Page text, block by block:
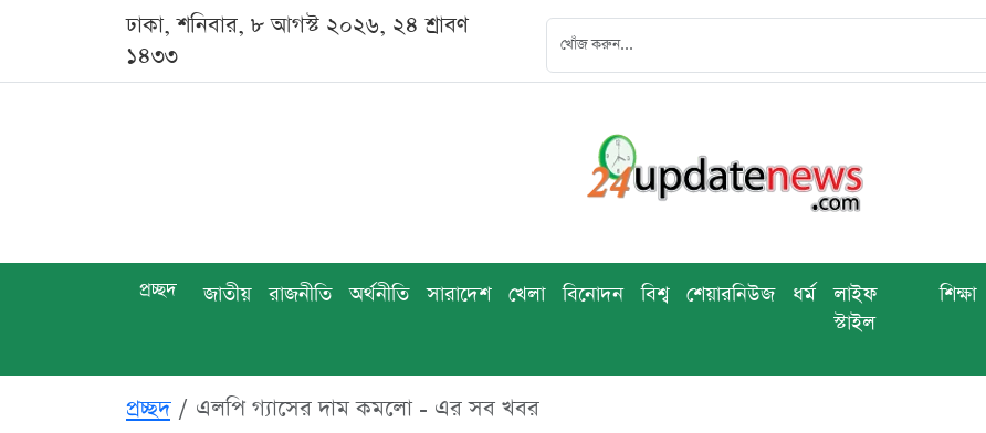
ঢাকা, শনিবার, ৮ আগস্ট ২০২৬, ২৪ শ্রাবণ
১৪৩৩
প্রচ্ছদ জাতীয় রাজনীতি অর্থনীতি সারাদেশ খেলা বিনোদন বিশ্ব শেয়ারনিউজ ধর্ম
লাইফ
স্টাইল
শিক্ষা
প্রচ্ছদ এলপি গ্যাসের দাম কমলো - এর সব খবর